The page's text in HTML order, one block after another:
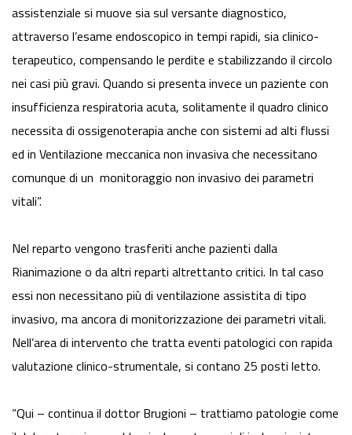
assistenziale si muove sia sul versante diagnostico,
attraverso l’esame endoscopico in tempi rapidi, sia clinico-
terapeutico, compensando le perdite e stabilizzando il circolo
nei casi più gravi. Quando si presenta invece un paziente con
insufficienza respiratoria acuta, solitamente il quadro clinico
necessita di ossigenoterapia anche con sistemi ad alti flussi
ed in Ventilazione meccanica non invasiva che necessitano
comunque di un monitoraggio non invasivo dei parametri
vitali”.
Nel reparto vengono trasferiti anche pazienti dalla
Rianimazione o da altri reparti altrettanto critici. In tal caso
essi non necessitano più di ventilazione assistita di tipo
invasivo, ma ancora di monitorizzazione dei parametri vitali.
Nell’area di intervento che tratta eventi patologici con rapida
valutazione clinico-strumentale, si contano 25 posti letto.
“Qui – continua il dottor Brugioni – trattiamo patologie come